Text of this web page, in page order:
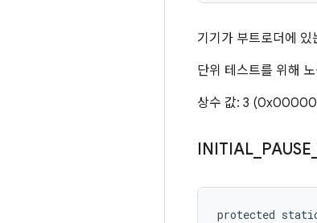
기기가 부트로더에
단위 테스트를 위해 노
상수 값: 3
INITIAL PAUSE
protected static